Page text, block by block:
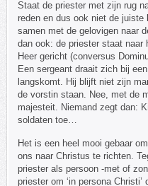
Staat de priester met zijn rug
reden en dus ook niet de
samen met de gelovigen naar
dan ook: de priester staat naar
Heer gericht (conversus
Een sergeant draait zich bij
langskomt. Hij blijft niet zijn
de vorstin staan. Nee, met de
majesteit. Niemand zegt dan:
soldaten toe…
Het is een heel mooi gebaar
ons naar Christus te richten.
priester als persoon -met of
priester om ‘in persona